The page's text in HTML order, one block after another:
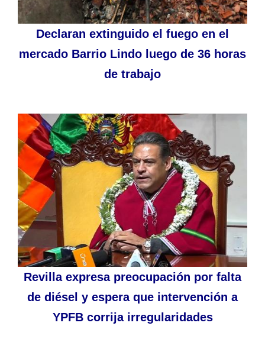
Declaran extinguido el fuego en el
mercado Barrio Lindo luego de 36 horas
de trabajo
Revilla expresa preocupación por falta
de diésel y espera que intervención a
YPFB corrija irregularidades